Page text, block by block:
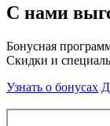
С нами
Бонусная
Скидки и
Узнать о бонусах